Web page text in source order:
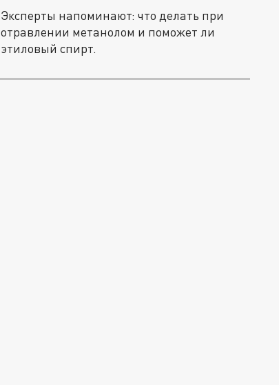
Эксперты напоминают: что делать при
отравлении метанолом и поможет ли
этиловый спирт.